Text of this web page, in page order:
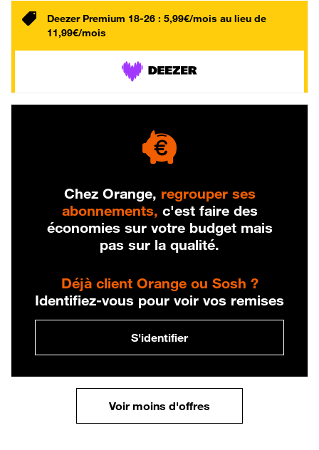
Deezer Premium 18-26 : 5,99€/mois au lieu de
11,99€/mois
Chez Orange, regrouper ses
abonnements, c'est faire des
économies sur votre budget mais
pas sur la qualité.
Déjà client Orange ou Sosh ?
Identifiez-vous pour voir vos remises
S'identifier
Voir moins d'offres